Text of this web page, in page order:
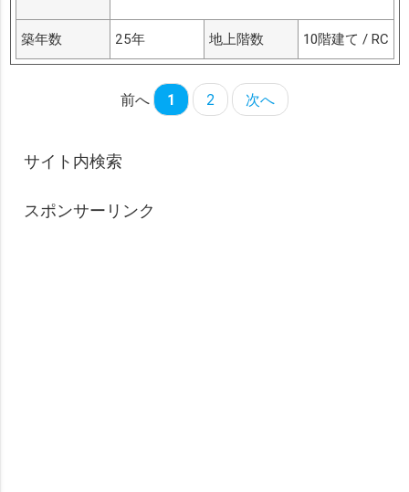
築年数 25年 地上階数 10階建て / RC
前へ 1 2 次へ
サイト内検索
スポンサーリンク